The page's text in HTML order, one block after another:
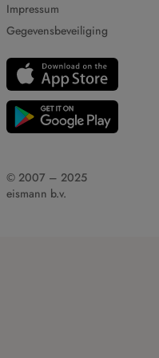
Impressum
Gegevensbeveiliging
© 2007 – 2025
eismann b.v.